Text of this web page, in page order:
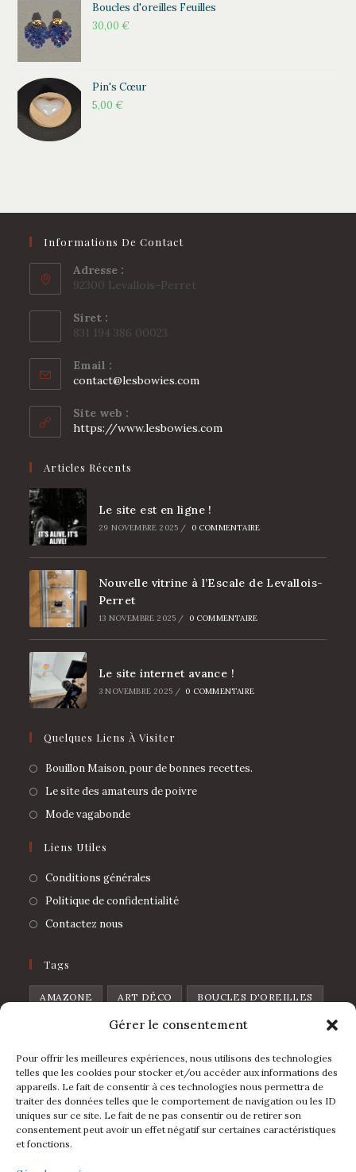
Gérer le consentement
Pour offrir les meilleures expériences, nous utilisons des technologies
telles que les cookies pour stocker et/ou accéder aux informations des
appareils. Le fait de consentir à ces technologies nous permettra de
traiter des données telles que le comportement de navigation ou les ID
uniques sur ce site. Le fait de ne pas consentir ou de retirer son
consentement peut avoir un effet négatif sur certaines caractéristiques
et fonctions.
Boucles d'oreilles Feuilles
30,00€
Pin's Cœur
5,00€
Informations De Contact
Adresse :
92300 Levallois-Perret
Siret :
831 194 386 00023
Email :
contact@lesbowies.com
Site web :
https://www.lesbowies.com
Articles Récents
Le site est en ligne !
29 NOVEMBRE 2025 / 0 COMMENTAIRE
Nouvelle vitrine à l’Escale de Levallois-
Perret
13 NOVEMBRE 2025 / 0 COMMENTAIRE
Le site internet avance !
3 NOVEMBRE 2025 / 0 COMMENTAIRE
Quelques Liens À Visiter
Bouillon Maison, pour de bonnes recettes.
Le site des amateurs de poivre
Mode vagabonde
Liens Utiles
Conditions générales
Politique de confidentialité
Contactez nous
Tags
AMAZONE ART DÉCO BOUCLES D'OREILLES
CHAT CŒUR CŒUR DE PIQUE
CŒUR SAUVAGE DISCO FEUILLES
FLOWERS FRAISE FRUIT
L'IBIZA LA FOLIA LUNE LÈVRES
MINI ARCHE PIN'S POIRE POMME